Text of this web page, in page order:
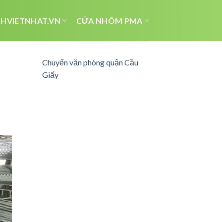
CỬA NHÔM PMA
Chuyển văn phòng quận Cầu
Giấy